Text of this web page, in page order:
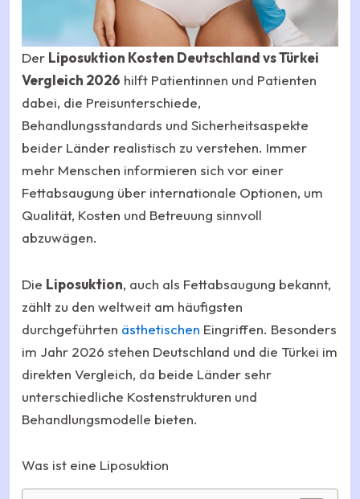
Der Liposuktion Kosten Deutschland vs Türkei
Vergleich 2026 hilft Patientinnen und Patienten
dabei, die Preisunterschiede,
Behandlungsstandards und Sicherheitsaspekte
beider Länder realistisch zu verstehen. Immer
mehr Menschen informieren sich vor einer
Fettabsaugung über internationale Optionen, um
Qualität, Kosten und Betreuung sinnvoll
abzuwägen.
Die Liposuktion, auch als Fettabsaugung bekannt,
zählt zu den weltweit am häufigsten
durchgeführten ästhetischen Eingriffen. Besonders
im Jahr 2026 stehen Deutschland und die Türkei im
direkten Vergleich, da beide Länder sehr
unterschiedliche Kostenstrukturen und
Behandlungsmodelle bieten.
Was ist eine Liposuktion